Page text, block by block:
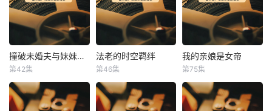
撞破未婚夫与妹妹打野战 撞破未婚夫与妹妹打野战
第42集
法老的时空羁绊
法老的时空羁绊
第46集
我的亲娘是女帝
我的亲娘是女帝
第75集